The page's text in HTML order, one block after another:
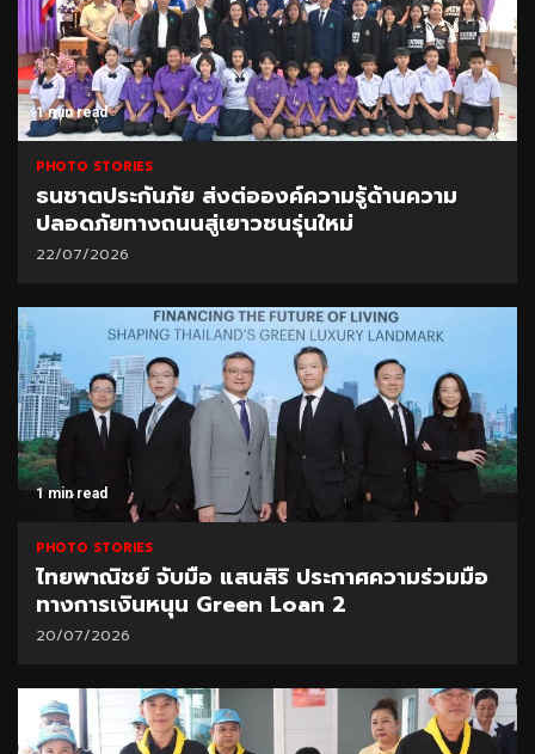
1 min read
PHOTO STORIES
ธนชาตประกันภัย ส่งต่อองค์ความรู้ด้านความ
ปลอดภัยทางถนนสู่เยาวชนรุ่นใหม่
22/07/2026
1 min read
PHOTO STORIES
ไทยพาณิชย์ จับมือ แสนสิริ ประกาศความร่วมมือ
ทางการเงินหนุน Green Loan 2
20/07/2026